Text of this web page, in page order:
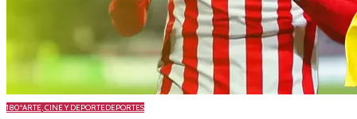
180ºARTE, CINE Y DEPORTEDEPORTES